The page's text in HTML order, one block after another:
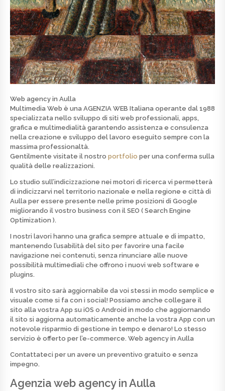
Web agency in Aulla
Multimedia Web è una AGENZIA WEB Italiana operante dal 1988
specializzata nello sviluppo di siti web professionali, apps,
grafica e multimedialità garantendo assistenza e consulenza
nella creazione e sviluppo del lavoro eseguito sempre con la
massima professionaltà.
Gentilmente visitate il nostro portfolio per una conferma sulla
qualità delle realizzazioni.
Lo studio sull’indicizzazione nei motori di ricerca vi permetterà
di indicizzarvi nel territorio nazionale e nella regione e città di
Aulla per essere presente nelle prime posizioni di Google
migliorando il vostro business con il SEO ( Search Engine
Optimization ).
I nostri lavori hanno una grafica sempre attuale e di impatto,
mantenendo l’usabilità del sito per favorire una facile
navigazione nei contenuti, senza rinunciare alle nuove
possibilità multimediali che offrono i nuovi web software e
plugins.
Il vostro sito sarà aggiornabile da voi stessi in modo semplice e
visuale come si fa con i social! Possiamo anche collegare il
sito alla vostra App su iOS o Android in modo che aggiornando
il sito si aggiorna automaticamente anche la vostra App con un
notevole risparmio di gestione in tempo e denaro! Lo stesso
servizio è offerto per l’e-commerce. Web agency in Aulla
Contattateci per un avere un preventivo gratuito e senza
impegno.
Agenzia web agency in Aulla